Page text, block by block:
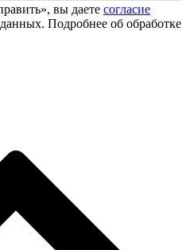
вы даете согласие
Подробнее об обработке